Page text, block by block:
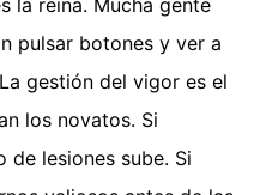
pulsar botones y ver a
gestión del vigor es el
los novatos. Si
de lesiones sube. Si